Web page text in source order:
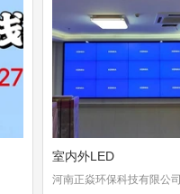
室内外LED
河南正焱环保科技有限公司